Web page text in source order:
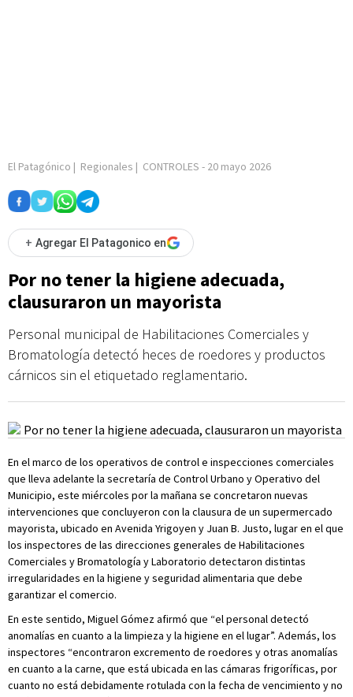
El Patagónico | Regionales | CONTROLES - 20 mayo 2026
+ Agregar El Patagonico en
Por no tener la higiene adecuada,
clausuraron un mayorista
Personal municipal de Habilitaciones Comerciales y
Bromatología detectó heces de roedores y productos
cárnicos sin el etiquetado reglamentario.
En el marco de los operativos de control e inspecciones comerciales
que lleva adelante la secretaría de Control Urbano y Operativo del
Municipio, este miércoles por la mañana se concretaron nuevas
intervenciones que concluyeron con la clausura de un supermercado
mayorista, ubicado en Avenida Yrigoyen y Juan B. Justo, lugar en el que
los inspectores de las direcciones generales de Habilitaciones
Comerciales y Bromatología y Laboratorio detectaron distintas
irregularidades en la higiene y seguridad alimentaria que debe
garantizar el comercio.
En este sentido, Miguel Gómez afirmó que “el personal detectó
anomalías en cuanto a la limpieza y la higiene en el lugar”. Además, los
inspectores “encontraron excremento de roedores y otras anomalías
en cuanto a la carne, que está ubicada en las cámaras frigoríficas, por
cuanto no está debidamente rotulada con la fecha de vencimiento y no